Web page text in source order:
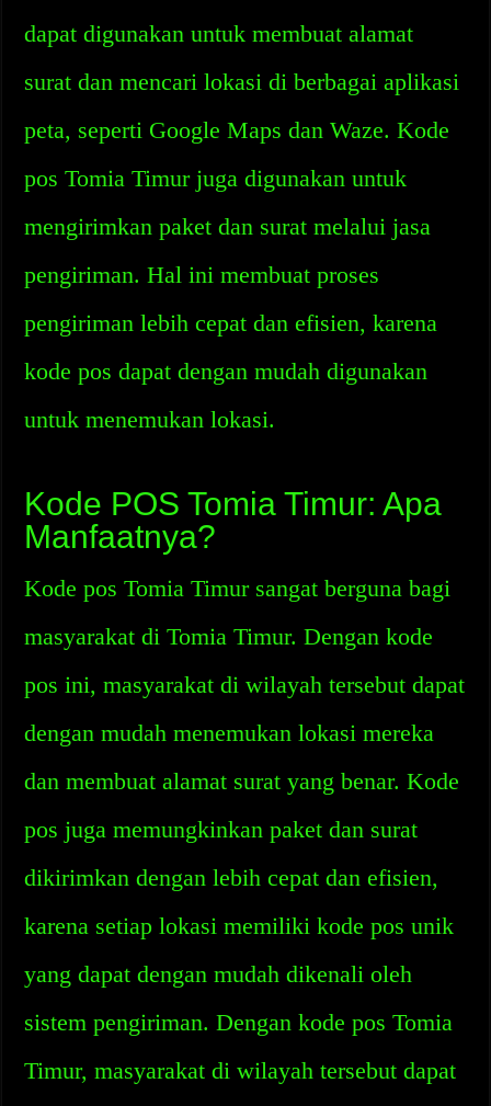
dapat digunakan untuk membuat alamat
surat dan mencari lokasi di berbagai aplikasi
peta, seperti Google Maps dan Waze. Kode
pos Tomia Timur juga digunakan untuk
mengirimkan paket dan surat melalui jasa
pengiriman. Hal ini membuat proses
pengiriman lebih cepat dan efisien, karena
kode pos dapat dengan mudah digunakan
untuk menemukan lokasi.
Kode POS Tomia Timur: Apa
Manfaatnya?
Kode pos Tomia Timur sangat berguna bagi
masyarakat di Tomia Timur. Dengan kode
pos ini, masyarakat di wilayah tersebut dapat
dengan mudah menemukan lokasi mereka
dan membuat alamat surat yang benar. Kode
pos juga memungkinkan paket dan surat
dikirimkan dengan lebih cepat dan efisien,
karena setiap lokasi memiliki kode pos unik
yang dapat dengan mudah dikenali oleh
sistem pengiriman. Dengan kode pos Tomia
Timur, masyarakat di wilayah tersebut dapat